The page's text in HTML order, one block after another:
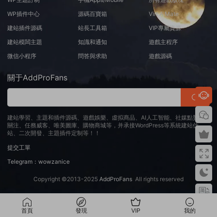
WP插件中心
建站插件源碼
建站模闆主題
微信小程序
源碼百寶箱
站長工具箱
知識和通知
問答與求助
Virt A Mate
VIP專屬資源
遊戲主程序
遊戲源碼
關于AddProFans
建站學習、主題和插件源碼、遊戲娛樂、虛拟商品、AI人工智能、社媒點贊、
關注、任務威客、唯美圖庫、購物商城等，并承接WordPress等系統建站仿
站、二次開發、主題插件定制等！！
提交工單
Telegram：wowzanice
Copyright ©2013-2025 AddProFans All rights reserved
首頁 發現 VIP 我的